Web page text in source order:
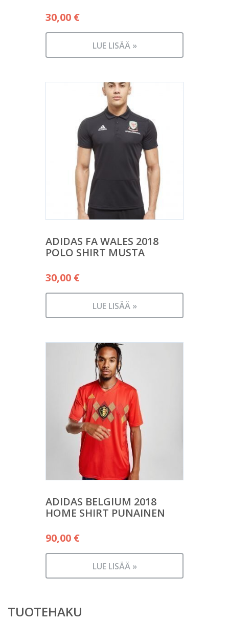
30,00 €
LUE LISÄÄ »
ADIDAS FA WALES 2018
POLO SHIRT MUSTA
30,00 €
LUE LISÄÄ »
ADIDAS BELGIUM 2018
HOME SHIRT PUNAINEN
90,00 €
LUE LISÄÄ »
TUOTEHAKU